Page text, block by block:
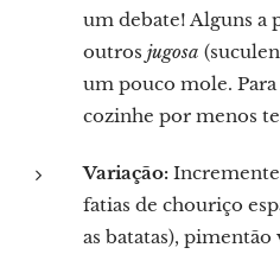
um debate! Alguns a
outros jugosa
um pouco mole.
cozinhe por menos
Variação:
fatias de chouriço
as batatas),